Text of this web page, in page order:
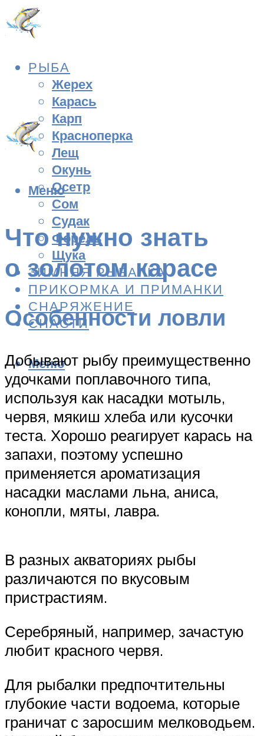
РЫБА
Жерех
Карась
Карп
Красноперка
Лещ
Окунь
Осетр
Сом
Судак
Форель
Щука
ЗИМНЯЯ РЫБАЛКА
ПРИКОРМКА И ПРИМАНКИ
СНАРЯЖЕНИЕ
СНАСТИ
Меню
Меню
Что нужно знать
о золотом карасе
Особенности ловли
Добывают рыбу преимущественно
удочками поплавочного типа,
используя как насадки мотыль,
червя, мякиш хлеба или кусочки
теста. Хорошо реагирует карась на
запахи, поэтому успешно
применяется ароматизация
насадки маслами льна, аниса,
конопли, мяты, лавра.
В разных акваториях рыбы
различаются по вкусовым
пристрастиям.
Серебряный, например, зачастую
любит красного червя.
Для рыбалки предпочтительны
глубокие части водоема, которые
граничат с заросшим мелководьем.